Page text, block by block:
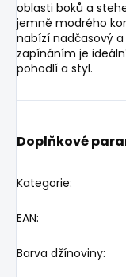
oblasti boků a
jemně modrého
nabízí nadčasový
zapínáním je
pohodlí a styl.
Doplňkové
Kategorie:
EAN:
Barva džínoviny: